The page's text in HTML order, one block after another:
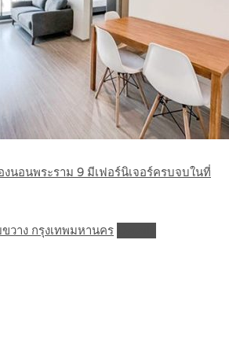
นอนพระราม 9 มีเฟอร์นิเจอร์ครบจบในที่
วาง กรุงเทพมหานคร